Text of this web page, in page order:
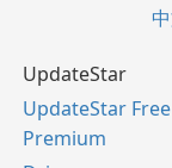
UpdateStar
UpdateStar
Premium